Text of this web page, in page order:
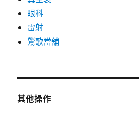
眼科
雷射
鶯歌當舖
其他操作